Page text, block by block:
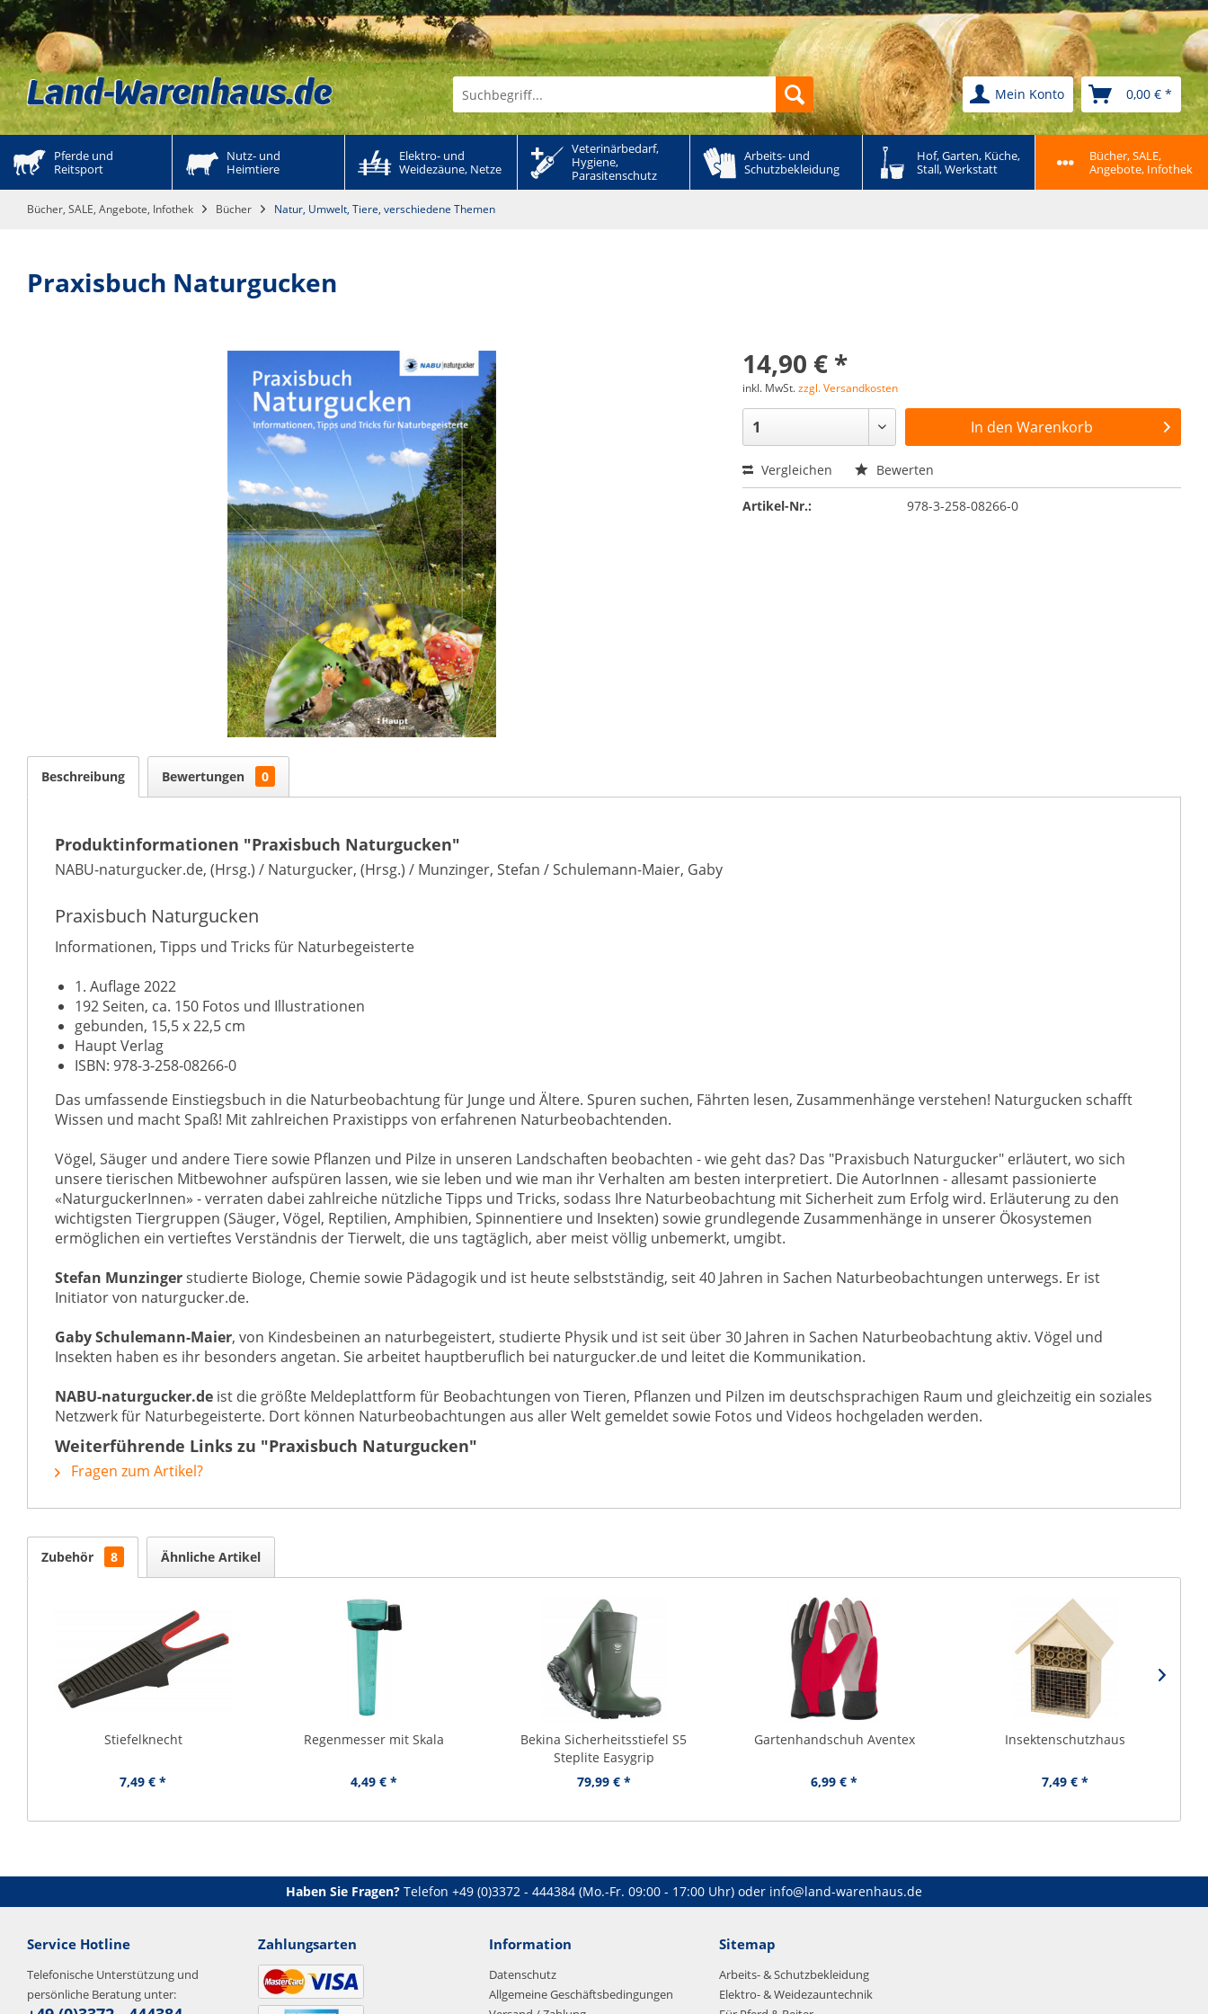
Mein Konto 0,00 € *
Pferde und
Reitsport
Nutz- und
Heimtiere
Elektro- und
Weidezäune, Netze
Veterinärbedarf,
Hygiene,
Parasitenschutz
Arbeits- und
Schutzbekleidung
Hof, Garten, Küche,
Stall, Werkstatt
Bücher, SALE,
Angebote, Infothek
Bücher, SALE, Angebote, Infothek Bücher Natur, Umwelt, Tiere, verschiedene Themen
Praxisbuch Naturgucken
14,90 € *
inkl. MwSt.zzgl. Versandkosten
In den Warenkorb
Vergleichen Bewerten
Artikel-Nr.: 978-3-258-08266-0
Beschreibung Bewertungen 0
Produktinformationen "Praxisbuch Naturgucken"
NABU-naturgucker.de, (Hrsg.) / Naturgucker, (Hrsg.) / Munzinger, Stefan / Schulemann-Maier, Gaby
Praxisbuch Naturgucken
Informationen, Tipps und Tricks für Naturbegeisterte
1. Auflage 2022
192 Seiten, ca. 150 Fotos und Illustrationen
gebunden, 15,5 x 22,5 cm
Haupt Verlag
ISBN: 978-3-258-08266-0
Das umfassende Einstiegsbuch in die Naturbeobachtung für Junge und Ältere. Spuren suchen, Fährten lesen, Zusammenhänge verstehen! Naturgucken schafft
Wissen und macht Spaß! Mit zahlreichen Praxistipps von erfahrenen Naturbeobachtenden.
Vögel, Säuger und andere Tiere sowie Pflanzen und Pilze in unseren Landschaften beobachten - wie geht das? Das "Praxisbuch Naturgucker" erläutert, wo sich
unsere tierischen Mitbewohner aufspüren lassen, wie sie leben und wie man ihr Verhalten am besten interpretiert. Die AutorInnen - allesamt passionierte
«NaturguckerInnen» - verraten dabei zahlreiche nützliche Tipps und Tricks, sodass Ihre Naturbeobachtung mit Sicherheit zum Erfolg wird. Erläuterung zu den
wichtigsten Tiergruppen (Säuger, Vögel, Reptilien, Amphibien, Spinnentiere und Insekten) sowie grundlegende Zusammenhänge in unserer Ökosystemen
ermöglichen ein vertieftes Verständnis der Tierwelt, die uns tagtäglich, aber meist völlig unbemerkt, umgibt.
Stefan Munzingerstudierte Biologe, Chemie sowie Pädagogik und ist heute selbstständig, seit 40 Jahren in Sachen Naturbeobachtungen unterwegs. Er ist
Initiator von naturgucker.de.
Gaby Schulemann-Maier, von Kindesbeinen an naturbegeistert, studierte Physik und ist seit über 30 Jahren in Sachen Naturbeobachtung aktiv. Vögel und
Insekten haben es ihr besonders angetan. Sie arbeitet hauptberuflich bei naturgucker.de und leitet die Kommunikation.
NABU-naturgucker.de ist die größte Meldeplattform für Beobachtungen von Tieren, Pflanzen und Pilzen im deutschsprachigen Raum und gleichzeitig ein soziales
Netzwerk für Naturbegeisterte. Dort können Naturbeobachtungen aus aller Welt gemeldet sowie Fotos und Videos hochgeladen werden.
Weiterführende Links zu "Praxisbuch Naturgucken"
Fragen zum Artikel?
Zubehör 8 Ähnliche Artikel
Stiefelknecht
7,49 € *
Regenmesser mit Skala
4,49 € *
Bekina Sicherheitsstiefel S5
Steplite Easygrip
79,99 € *
Gartenhandschuh Aventex
6,99 € *
Insektenschutzhaus
7,49 € *
Haben Sie Fragen? Telefon +49 (0)3372 - 444384 (Mo.-Fr. 09:00 - 17:00 Uhr) oder info@land-warenhaus.de
Service Hotline
Telefonische Unterstützung und
persönliche Beratung unter:
Zahlungsarten Information
Datenschutz
Allgemeine Geschäftsbedingungen
Sitemap
Arbeits- & Schutzbekleidung
Elektro- & Weidezauntechnik